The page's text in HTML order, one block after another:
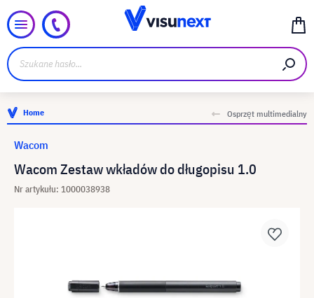
Home Osprzęt multimedialny
Wacom Zestaw wkładów do długopisu 1.0
Nr artykułu: 1000038938
Wacom